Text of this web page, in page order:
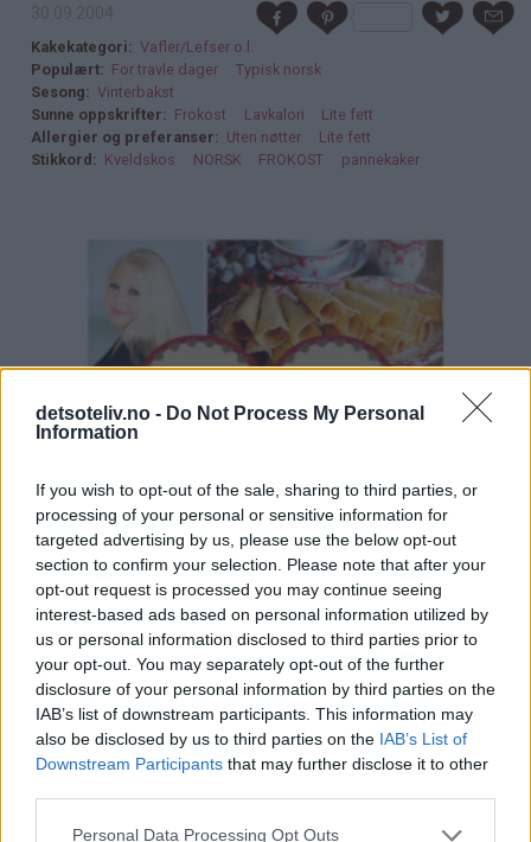
detsoteliv.no - Do Not Process My Personal
Information
If you wish to opt-out of the sale, sharing to third parties, or
processing of your personal or sensitive information for
targeted advertising by us, please use the below opt-out
section to confirm your selection. Please note that after your
opt-out request is processed you may continue seeing
interest-based ads based on personal information utilized by
us or personal information disclosed to third parties prior to
your opt-out. You may separately opt-out of the further
disclosure of your personal information by third parties on the
IAB’s list of downstream participants. This information may
also be disclosed by us to third parties on the IAB’s List of
Downstream Participants that may further disclose it to other
Personal Data Processing Opt Outs
Kakekategori
Vafler/Lefser o.l.
Populært
For travle dager
Typisk norsk
Sesong
Vinterbakst
Sunne oppskrifter
Frokost Lavkalori
Lite fett
Allergier og preferanser
Uten nøtter
Lite fett
Stikkord
Kveldskos NORSK FROKOST pannekaker